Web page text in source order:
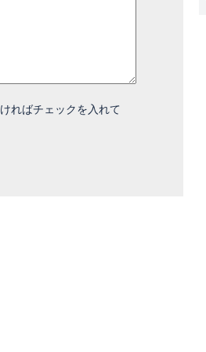
ればチェックを入れて